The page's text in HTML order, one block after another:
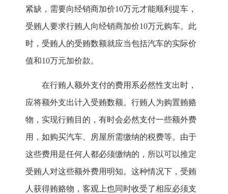
紧缺，需要向经销商加价10万元才能顺利提车，
受贿人要求行贿人向经销商加价10万元购车。此
时，受贿人的受贿数额就应当包括汽车的实际价
值和10万元加价款。
在行贿人额外支付的费用系必然性支出时，
应将额外支出计入受贿数额。行贿人为购置贿赂
物，实现行贿目的，有时会必然支付一些额外费
用，如购买汽车、房屋所需缴纳的税费等。由于
这些费用是任何人都必须缴纳的，所以可以推定
受贿人对这些额外费用明知。这种情况下，受贿
人获得贿赂物，客观上也同时收受了相应必须支